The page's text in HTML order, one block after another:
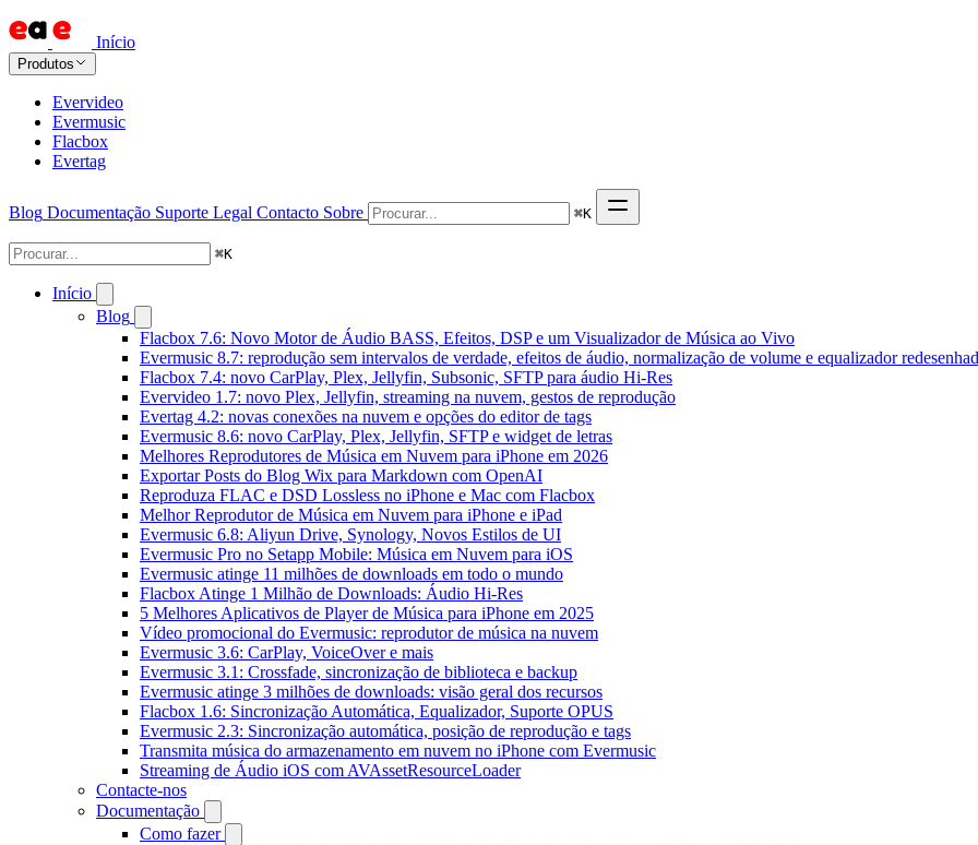
Início
Produtos
Evervideo
Evermusic
Flacbox
Evertag
Blog Documentação Suporte Legal Contacto Sobre ⌘K
⌘K
Início
Blog
Flacbox 7.6: Novo Motor de Áudio BASS, Efeitos, DSP e um Visualizador de Música ao Vivo
Evermusic 8.7: reprodução sem intervalos de verdade, efeitos de áudio, normalização de volume e equalizador
Flacbox 7.4: novo CarPlay, Plex, Jellyfin, Subsonic, SFTP para áudio Hi-Res
Evervideo 1.7: novo Plex, Jellyfin, streaming na nuvem, gestos de reprodução
Evertag 4.2: novas conexões na nuvem e opções do editor de tags
Evermusic 8.6: novo CarPlay, Plex, Jellyfin, SFTP e widget de letras
Melhores Reprodutores de Música em Nuvem para iPhone em 2026
Exportar Posts do Blog Wix para Markdown com OpenAI
Reproduza FLAC e DSD Lossless no iPhone e Mac com Flacbox
Melhor Reprodutor de Música em Nuvem para iPhone e iPad
Evermusic 6.8: Aliyun Drive, Synology, Novos Estilos de UI
Evermusic Pro no Setapp Mobile: Música em Nuvem para iOS
Evermusic atinge 11 milhões de downloads em todo o mundo
Flacbox Atinge 1 Milhão de Downloads: Áudio Hi-Res
5 Melhores Aplicativos de Player de Música para iPhone em 2025
Vídeo promocional do Evermusic: reprodutor de música na nuvem
Evermusic 3.6: CarPlay, VoiceOver e mais
Evermusic 3.1: Crossfade, sincronização de biblioteca e backup
Evermusic atinge 3 milhões de downloads: visão geral dos recursos
Flacbox 1.6: Sincronização Automática, Equalizador, Suporte OPUS
Evermusic 2.3: Sincronização automática, posição de reprodução e tags
Transmita música do armazenamento em nuvem no iPhone com Evermusic
Streaming de Áudio iOS com AVAssetResourceLoader
Contacte-nos
Documentação
Como fazer